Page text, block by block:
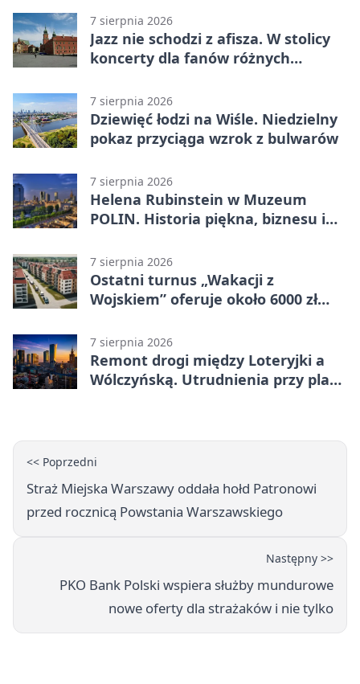
7 sierpnia 2026
Jazz nie schodzi z afisza. W stolicy
koncerty dla fanów różnych
7 sierpnia 2026
Dziewięć łodzi na Wiśle. Niedzielny
pokaz przyciąga wzrok z bulwarów
7 sierpnia 2026
Helena Rubinstein w Muzeum
POLIN. Historia piękna, biznesu i
7 sierpnia 2026
Ostatni turnus „Wakacji z
Wojskiem” oferuje około 6000 zł
7 sierpnia 2026
Remont drogi między Loteryjki a
Wólczyńską. Utrudnienia przy placu
<< Poprzedni
Straż Miejska Warszawy oddała hołd Patronowi
przed rocznicą Powstania Warszawskiego
Następny >>
PKO Bank Polski wspiera służby mundurowe
nowe oferty dla strażaków i nie tylko